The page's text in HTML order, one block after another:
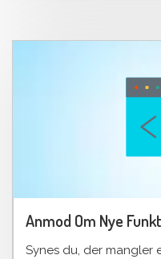
Anmod Om Nye
Synes du, der mangler